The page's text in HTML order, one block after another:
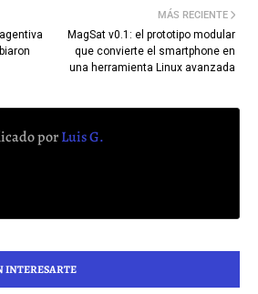
MÁS RECIENTE
MagSat v0.1: el prototipo modular
que convierte el smartphone en
una herramienta Linux avanzada
porLuis G.
INTERESARTE